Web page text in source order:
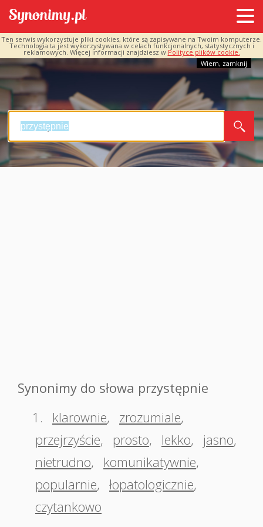
Ten serwis wykorzystuje pliki cookies, które są zapisywane na Twoim komputerze.
Technologia ta jest wykorzystywana w celach funkcjonalnych, statystycznych i
reklamowych. Więcej informacji znajdziesz w Polityce plików cookie.
Wiem, zamknij
Synonimy do słowa przystępnie
1.
klarownie, zrozumiale,
przejrzyście, prosto, lekko, jasno,
nietrudno, komunikatywnie,
popularnie, łopatologicznie,
czytankowo